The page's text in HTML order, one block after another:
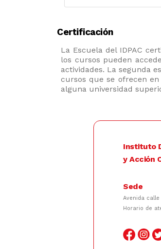
Certificación
La Escuela del IDPAC
los cursos pueden
actividades. La segunda
cursos que se ofrecen
alguna universidad
Instituto
y Acción
Sede
Avenida calle
Horario de